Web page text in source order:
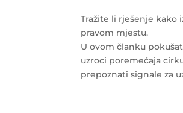
Tražite li rješenje kako
pravom mjestu.
U ovom članku
uzroci poremećaja
prepoznati signale za